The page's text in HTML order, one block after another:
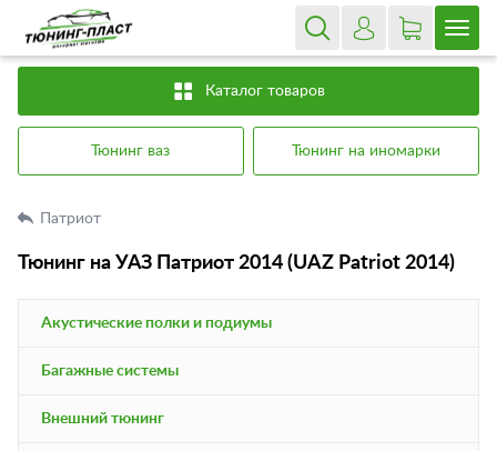
Каталог товаров
Тюнинг ваз Тюнинг на иномарки
Патриот
Тюнинг на УАЗ Патриот 2014 (UAZ Patriot 2014)
Акустические полки и подиумы
Багажные системы
Внешний тюнинг